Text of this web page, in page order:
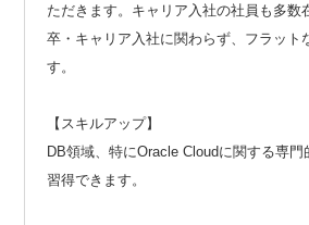
ただきます。キャリア入社の社員も多数
卒・キャリア入社に関わらず、フラット
す。
【スキルアップ】
DB領域、特にOracle Cloudに関する専
習得できます。